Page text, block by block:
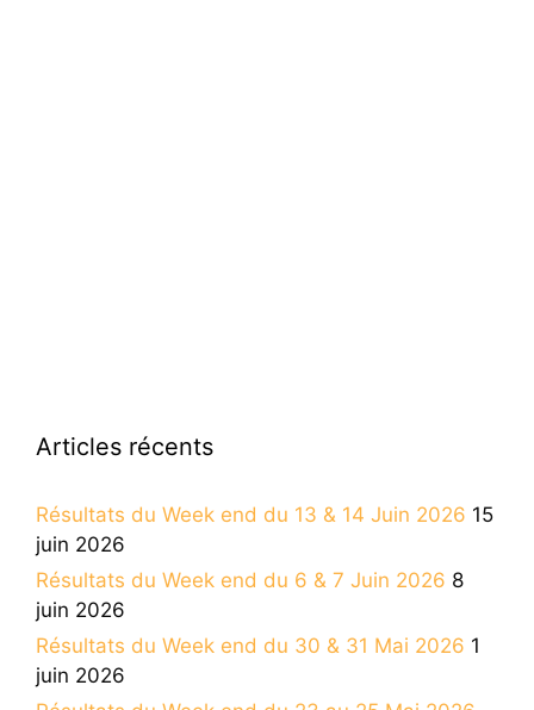
Articles récents
Résultats du Week end du 13 & 14 Juin 2026 15
juin 2026
Résultats du Week end du 6 & 7 Juin 2026 8
juin 2026
Résultats du Week end du 30 & 31 Mai 2026 1
juin 2026